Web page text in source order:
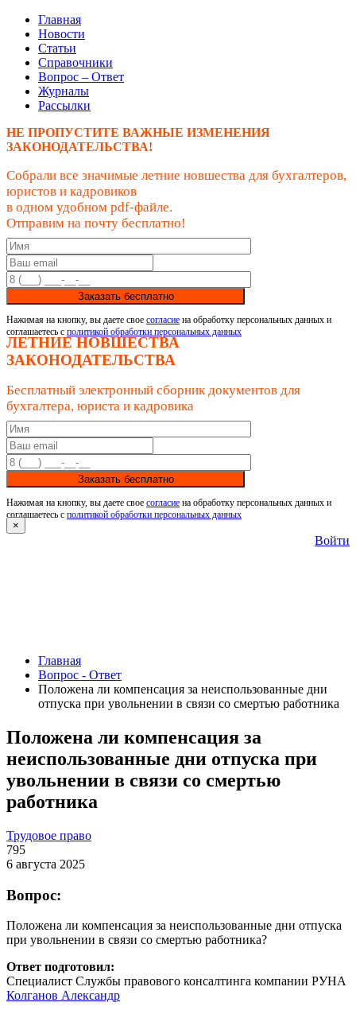
Главная
Новости
Статьи
Справочники
Вопрос – Ответ
Журналы
Рассылки
НЕ ПРОПУСТИТЕ ВАЖНЫЕ ИЗМЕНЕНИЯ
ЗАКОНОДАТЕЛЬСТВА!
Собрали все значимые летние новшества для бухгалтеров,
юристов и кадровиков
в одном удобном pdf-файле.
Отправим на почту бесплатно!
Заказать бесплатно
Нажимая на кнопку, вы даете свое согласие на обработку персональных данных и
соглашаетесь с политикой обработки персональных данных
ЛЕТНИЕ НОВШЕСТВА
ЗАКОНОДАТЕЛЬСТВА
Бесплатный электронный сборник документов для
бухгалтера, юриста и кадровика
Заказать бесплатно
Нажимая на кнопку, вы даете свое согласие на обработку персональных данных и
соглашаетесь с политикой обработки персональных данных
×
Войти
Главная
Вопрос - Ответ
Положена ли компенсация за неиспользованные дни
отпуска при увольнении в связи со смертью работника
Положена ли компенсация за
неиспользованные дни отпуска при
увольнении в связи со смертью
работника
Трудовое право
795
6 августа 2025
Вопрос:
Положена ли компенсация за неиспользованные дни отпуска
при увольнении в связи со смертью работника?
Ответ подготовил:
Специалист Службы правового консалтинга компании РУНА
Колганов Александр